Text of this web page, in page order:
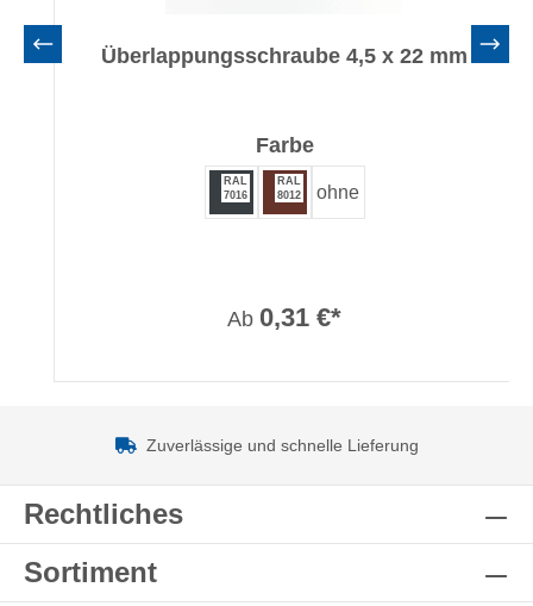
Überlappungsschraube 4,5 x 22 mm
Farbeauswählen
RAL
7016
RAL
8012
ohne
Ab 0,31 €*
Zuverlässige und schnelle Lieferung
Rechtliches
Sortiment